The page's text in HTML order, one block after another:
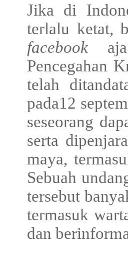
Jika di
terlalu ketat,
facebook
Pencegahan
telah
pada12
seseorang
serta
maya,
Sebuah
tersebut
termasuk
dan